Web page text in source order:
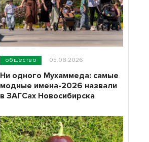
общество 05.08.2026
Ни одного Мухаммеда: самые
модные имена-2026 назвали
в ЗАГСах Новосибирска